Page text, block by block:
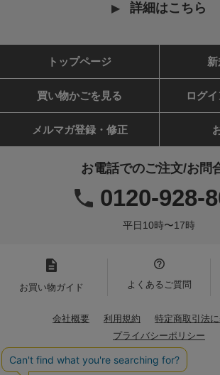
詳細はこちら
トップページ
買い物かごを見る ログ
メルマガ登録・修正
お電話でのご注文/お問
0120-928-
平日10時〜17時
お買い物ガイド よくあるご質問
会社概要 利用規約
特定商取引法
プライバシーポリシー